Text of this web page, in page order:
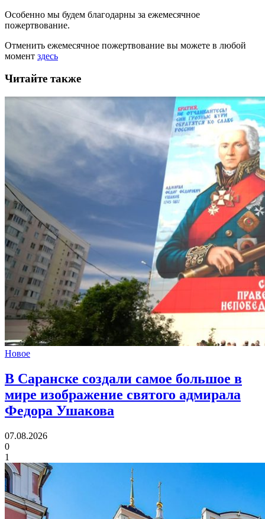
Особенно мы будем благодарны за ежемесячное
пожертвование.
Отменить ежемесячное пожертвование вы можете в любой
момент здесь
Читайте также
Новое
В Саранске создали самое большое в
мире изображение святого адмирала
Федора Ушакова
07.08.2026
0
1